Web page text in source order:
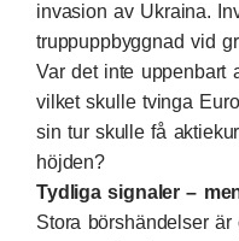
invasion av Ukraina.
truppuppbyggnad vid
Var det inte uppenbart
vilket skulle tvinga
sin tur skulle få
höjden?
Tydliga signaler –
Stora börshändelser